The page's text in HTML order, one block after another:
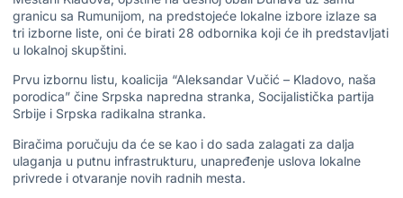
granicu sa Rumunijom, na predstojeće lokalne izbore izlaze sa
tri izborne liste, oni će birati 28 odbornika koji će ih predstavljati
u lokalnoj skupštini.
Prvu izbornu listu, koalicija “Aleksandar Vučić – Kladovo, naša
porodica” čine Srpska napredna stranka, Socijalistička partija
Srbije i Srpska radikalna stranka.
Biračima poručuju da će se kao i do sada zalagati za dalja
ulaganja u putnu infrastrukturu, unapređenje uslova lokalne
privrede i otvaranje novih radnih mesta.